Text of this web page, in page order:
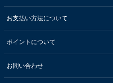
お支払い方法について
ポイントについて
お問い合わせ